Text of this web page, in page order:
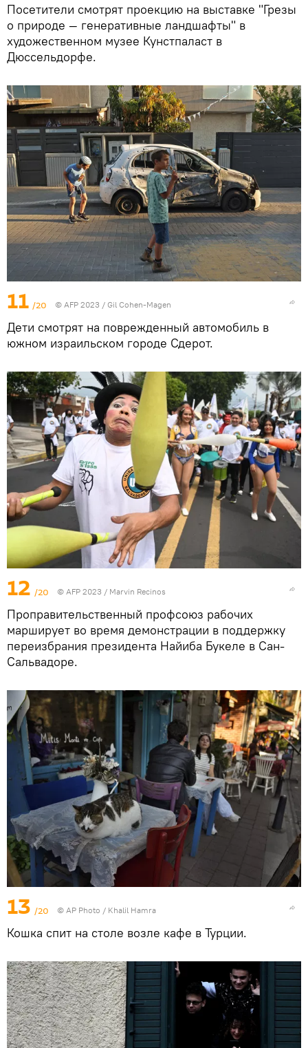
Посетители смотрят проекцию на выставке "Грезы
о природе — генеративные ландшафты" в
художественном музее Кунстпаласт в
Дюссельдорфе.
11 /20 © AFP 2023 / Gil Cohen-Magen
Дети смотрят на поврежденный автомобиль в
южном израильском городе Сдерот.
12 /20 © AFP 2023 / Marvin Recinos
Проправительственный профсоюз рабочих
марширует во время демонстрации в поддержку
переизбрания президента Найиба Букеле в Сан-
Сальвадоре.
13 /20 © AP Photo / Khalil Hamra
Кошка спит на столе возле кафе в Турции.